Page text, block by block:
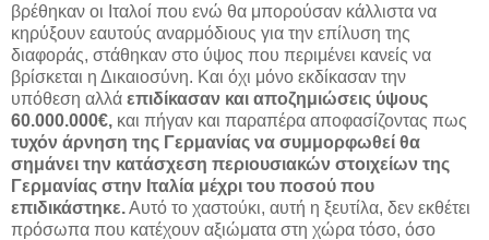
βρέθηκαν οι Ιταλοί που ενώ θα μπορούσαν κάλλιστα να
κηρύξουν εαυτούς αναρμόδιους για την επίλυση της
διαφοράς, στάθηκαν στο ύψος που περιμένει κανείς να
βρίσκεται η Δικαιοσύνη. Και όχι μόνο εκδίκασαν την
υπόθεση αλλά επιδίκασαν και αποζημιώσεις ύψους
60.000.000€, και πήγαν και παραπέρα αποφασίζοντας πως
τυχόν άρνηση της Γερμανίας να συμμορφωθεί θα
σημάνει την κατάσχεση περιουσιακών στοιχείων της
Γερμανίας στην Ιταλία μέχρι του ποσού που
επιδικάστηκε.Αυτό το χαστούκι, αυτή η ξευτίλα, δεν εκθέτει
πρόσωπα που κατέχουν αξιώματα στη χώρα τόσο, όσο